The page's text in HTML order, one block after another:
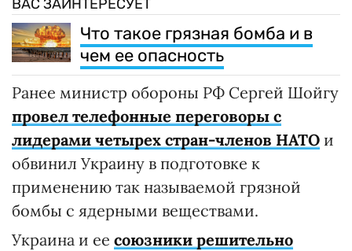
ВАС ЗАИНТЕРЕСУЕТ
Что такое грязная бомба и в
чем ее опасность
Ранее министр обороны РФ Сергей Шойгу
провел телефонные переговоры с
лидерами четырех стран-членов НАТО и
обвинил Украину в подготовке к
применению так называемой грязной
бомбы с ядерными веществами.
Украина и ее союзники решительно